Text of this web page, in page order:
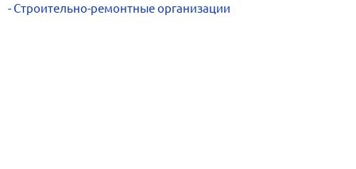
Строительно-ремонтные организации